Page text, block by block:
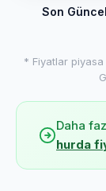
Son
* Fiyatlar
Daha
hurda